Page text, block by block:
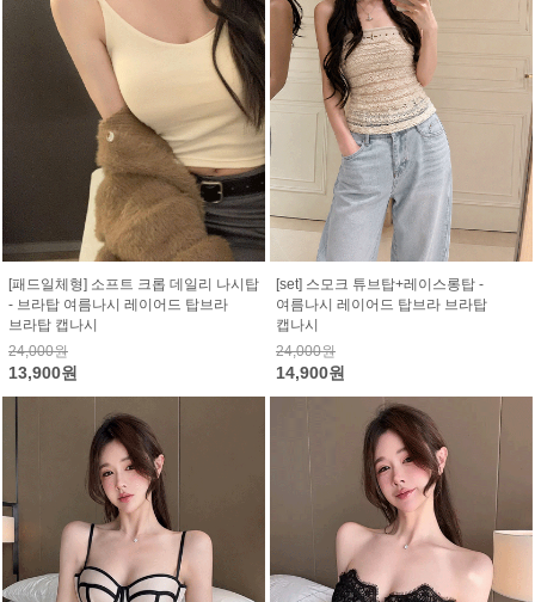
[패드일체형] 소프트 크롭 데일리 나시탑
- 브라탑 여름나시 레이어드 탑브라
브라탑 캡나시
24,000원
13,900원
[set] 스모크 튜브탑+레이스롱탑 -
여름나시 레이어드 탑브라 브라탑
캡나시
24,000원
14,900원